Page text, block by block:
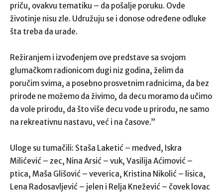
priču, ovakvu tematiku – da pošalje poruku. Ovde
životinje nisu zle. Udružuju se i donose određene odluke
šta treba da urade.
Režiranjem i izvođenjem ove predstave sa svojom
glumačkom radionicom dugi niz godina, želim da
poručim svima, a posebno prosvetnim radnicima, da bez
prirode ne možemo da živimo, da decu moramo da učimo
da vole prirodu, da što više decu vode u prirodu, ne samo
na rekreativnu nastavu, već i na časove.”
Uloge su tumačili: Staša Laketić – medved, Iskra
Milićević – zec, Nina Arsić – vuk, Vasilija Aćimović –
ptica, Maša Glišović – veverica, Kristina Nikolić – lisica,
Lena Radosavljević – jelen i Relja Knežević – čovek lovac